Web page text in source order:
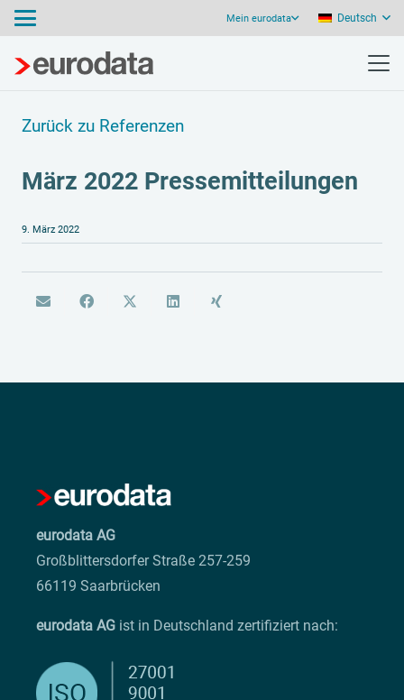
Mein eurodata Deutsch
Zurück zu Referenzen
März 2022 Pressemitteilungen
9. März 2022
eurodata AG
Großblittersdorfer Straße 257-259
66119 Saarbrücken
eurodata AG ist in Deutschland zertifiziert nach: